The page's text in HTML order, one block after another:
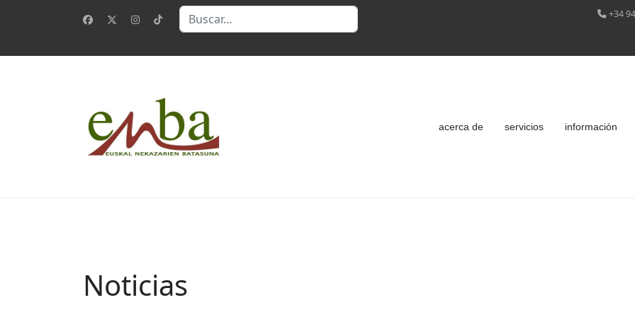
Buscar +34
acerca de servicios información
Noticias